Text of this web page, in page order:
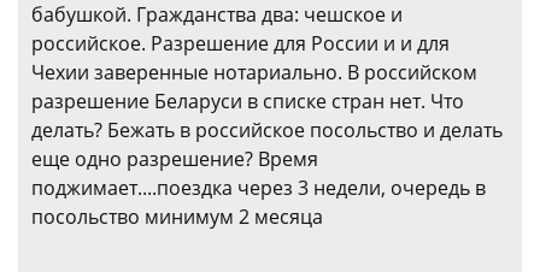
бабушкой. Гражданства два: чешское и
российское. Разрешение для России и и для
Чехии заверенные нотариально. В российском
разрешение Беларуси в списке стран нет. Что
делать? Бежать в российское посольство и делать
еще одно разрешение? Время
поджимает....поездка через 3 недели, очередь в
посольство минимум 2 месяца